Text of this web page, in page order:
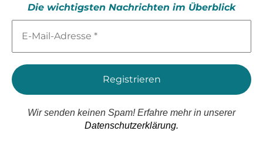
Die wichtigsten Nachrichten im Überblick
Mail-
*
Wir senden keinen Spam! Erfahre mehr in unserer
Datenschutzerklärung.